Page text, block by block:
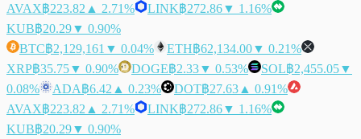
AVAX฿223.82 ▲ 2.71% LINK฿272.86▼ 1.16%
KUB฿20.29▼ 0.90%
BTC฿2,129,161 ▼ 0.04% ETH฿62,134.00▼ 0.21%
XRP฿35.75▼ 0.90% DOGE฿2.33▼ 0.53% SOL฿2,455.05▼
0.08%
ADA฿6.42 ▲ 0.23% DOT฿27.63 ▲ 0.91%
AVAX฿223.82 ▲ 2.71% LINK฿272.86▼ 1.16%
KUB฿20.29▼ 0.90%